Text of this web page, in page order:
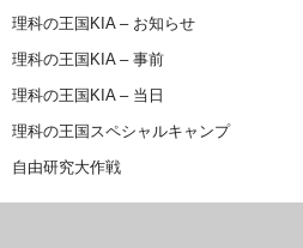
理科の王国KIA – お知らせ
理科の王国KIA – 事前
理科の王国KIA – 当日
理科の王国スペシャルキャンプ
自由研究大作戦